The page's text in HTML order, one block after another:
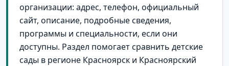
организации: адрес, телефон, официальный
сайт, описание, подробные сведения,
программы и специальности, если они
доступны. Раздел помогает сравнить детские
сады в регионе Красноярск и Красноярский